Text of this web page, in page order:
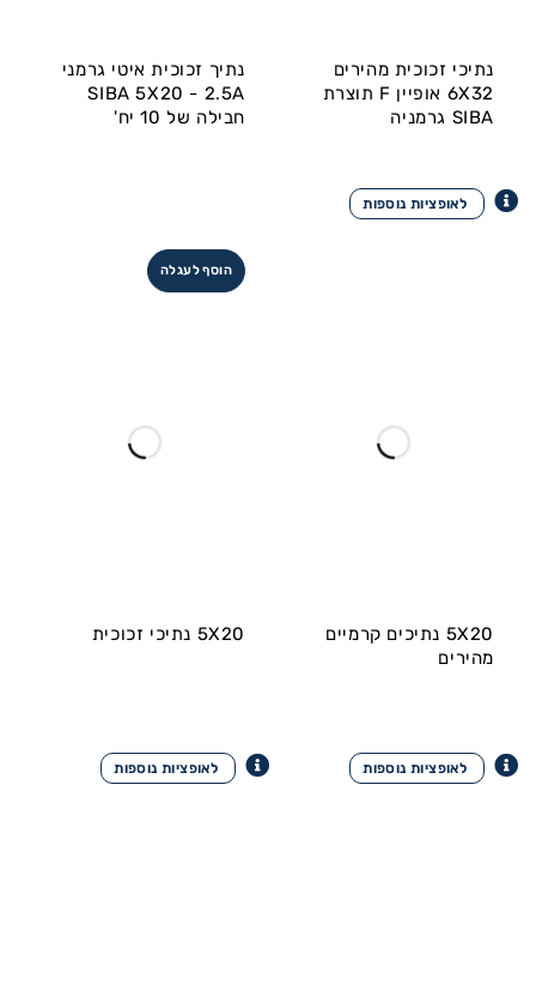
נתיכי זכוכית מהירים
6X32 אופיין F תוצרת
SIBA גרמניה
נתיך זכוכית איטי גרמני
SIBA 5X20 - 2.5A
חבילה של 10 יח'
הוסף לעגלה
5X20 נתיכים קרמיים
מהירים
5X20 נתיכי זכוכית